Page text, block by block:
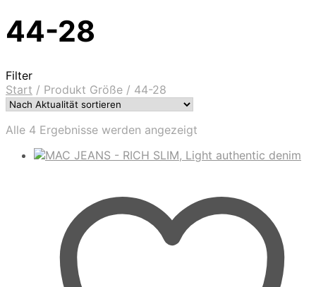
44-28
Filter
Start / Produkt Größe / 44-28
Alle 4 Ergebnisse werden angezeigt
sortiert